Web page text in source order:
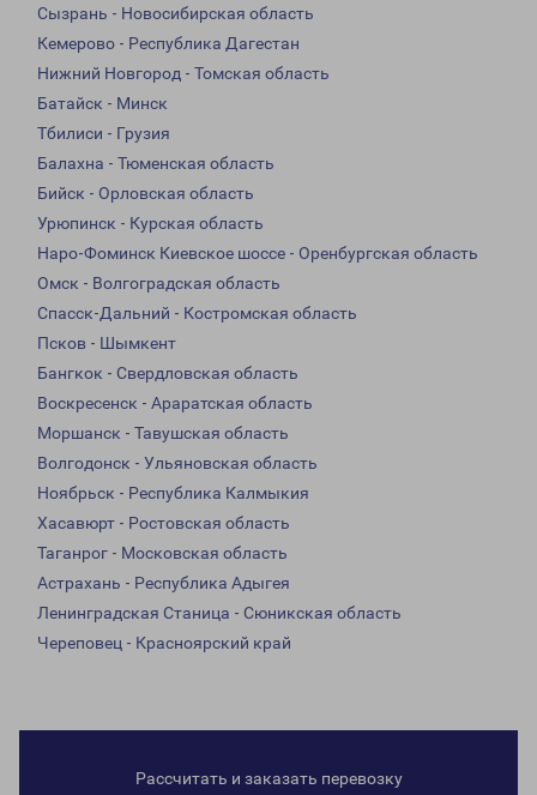
Сызрань - Новосибирская область
Кемерово - Республика Дагестан
Нижний Новгород - Томская область
Батайск - Минск
Тбилиси - Грузия
Балахна - Тюменская область
Бийск - Орловская область
Урюпинск - Курская область
Наро-Фоминск Киевское шоссе - Оренбургская область
Омск - Волгоградская область
Спасск-Дальний - Костромская область
Псков - Шымкент
Бангкок - Свердловская область
Воскресенск - Араратская область
Моршанск - Тавушская область
Волгодонск - Ульяновская область
Ноябрьск - Республика Калмыкия
Хасавюрт - Ростовская область
Таганрог - Московская область
Астрахань - Республика Адыгея
Ленинградская Станица - Сюникская область
Череповец - Красноярский край
Рассчитать и заказать перевозку